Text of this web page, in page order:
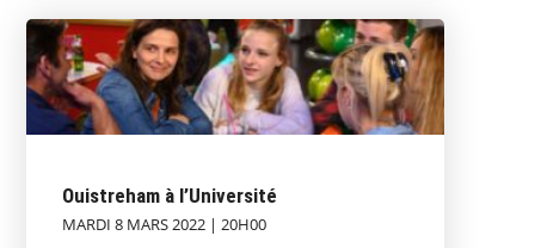
Ouistreham à l’Université
MARDI 8 MARS 2022 | 20H00